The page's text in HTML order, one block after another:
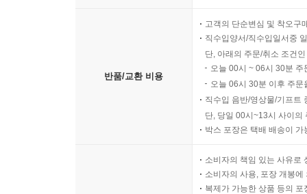
반품/교환 비용
고객의 단순변심 및 착오구
직수입양서/직수입일서중
단, 아래의 주문/취소 조건
오늘 00시 ~ 06시 30분
오늘 06시 30분 이후 주
직수입 음반/영상물/기프트
단, 당일 00시~13시 사이의
박스 포장은 택배 배송이
소비자의 책임 있는 사유로
소비자의 사용, 포장 개봉
복제가 가능한 상품 등의